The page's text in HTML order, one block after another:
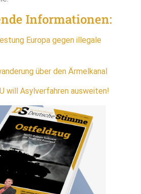
Informationen:
Europa gegen illegale
über den Ärmelkanal
will Asylverfahren ausweiten!